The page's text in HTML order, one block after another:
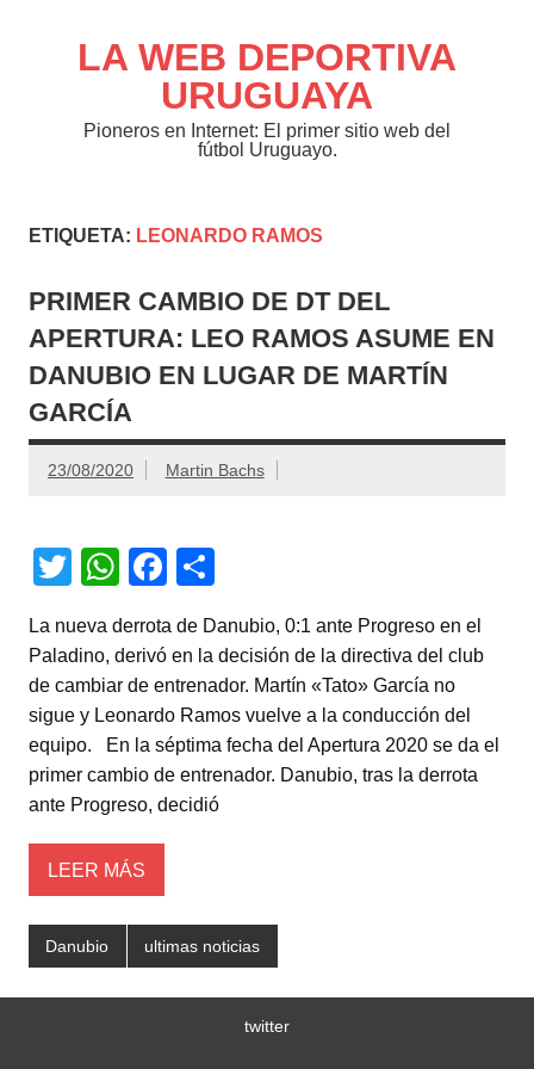
contenidoLA WEB DEPORTIVA
URUGUAYA
Pioneros en Internet: El primer sitio web del
fútbol Uruguayo.
ETIQUETA: LEONARDO RAMOS
PRIMER CAMBIO DE DT DEL
APERTURA: LEO RAMOS ASUME EN
DANUBIO EN LUGAR DE MARTÍN
GARCÍA
23/08/2020 Martin Bachs
T
tt
er
W
at
s
A
p
p
F
c
e
b
o
o
m
p
ar
tir
La nueva derrota de Danubio, 0:1 ante Progreso en el
Paladino, derivó en la decisión de la directiva del club
de cambiar de entrenador. Martín «Tato» García no
sigue y Leonardo Ramos vuelve a la conducción del
equipo. En la séptima fecha del Apertura 2020 se da el
primer cambio de entrenador. Danubio, tras la derrota
ante Progreso, decidió
LEER MÁS
Danubio ultimas noticias
twitter